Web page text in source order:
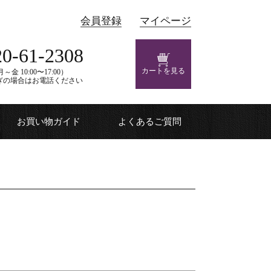
会員登録 マイページ
61-2308
～金 10:00〜17:00）
場合はお電話ください
カートを見る
お買い物ガイド よくあるご質問